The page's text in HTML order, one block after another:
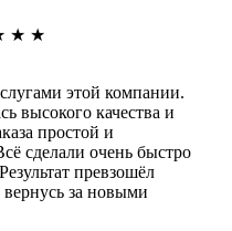
★ ★
этой компании.
высокого качества и
простой и
сделали очень быстро
превзошёл
за новыми